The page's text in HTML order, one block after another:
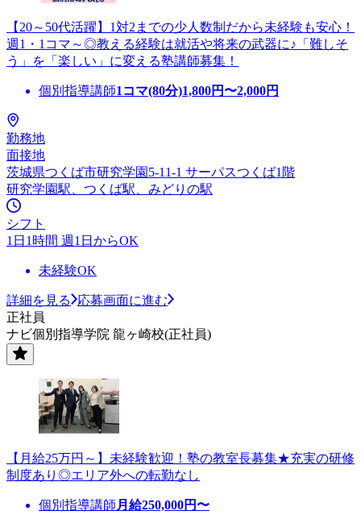
【20～50代活躍】1対2までの少人数制だから未経験も安心！
週1・1コマ～◎教える経験は就活や将来の武器に♪「難しそ
う」を「楽しい」に変える塾講師募集！
個別指導講師1コマ(80分)1,800円〜2,000円
勤務地
面接地
茨城県つくば市研究学園5-11-1 サーパスつくば1階
研究学園駅、つくば駅、みどりの駅
シフト
1日1時間 週1日からOK
未経験OK
詳細を見る
応募画面に進む
正社員
ナビ個別指導学院 龍ヶ崎校(正社員)
【月給25万円～】未経験歓迎！塾の教室長募集★充実の研修
制度あり◎エリア外への転勤なし
個別指導講師 月給250,000円〜